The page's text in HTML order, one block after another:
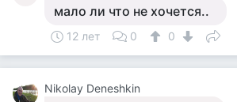
мало ли что не хочется..
12 лет 0 0
Nikolay Deneshkin